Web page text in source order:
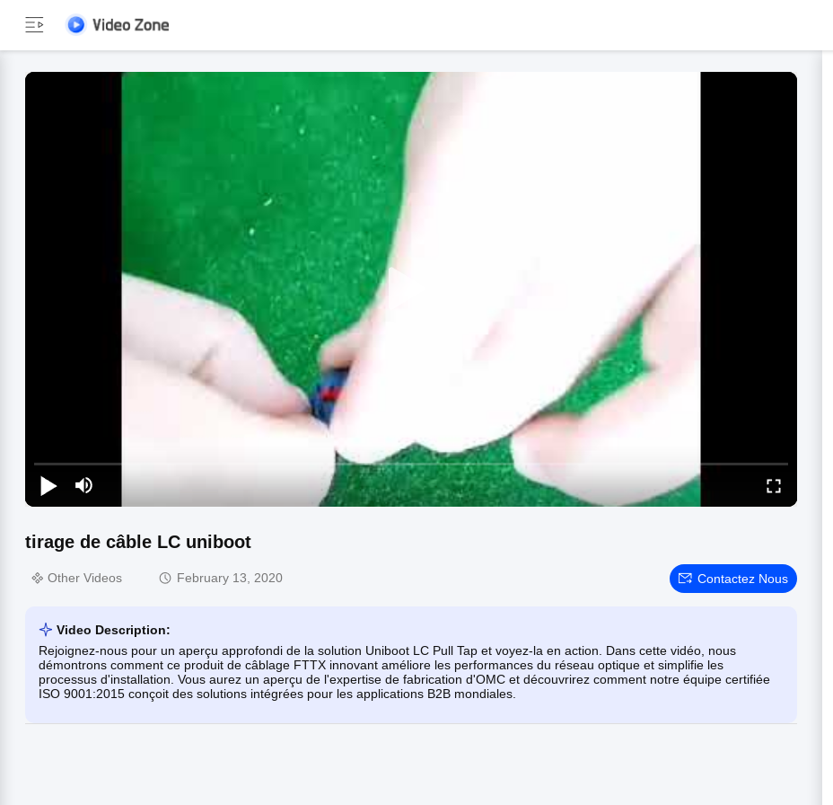
tirage de câble LC uniboot
Other Videos February 13, 2020 Contactez Nous
Video Description:
Rejoignez-nous pour un aperçu approfondi de la solution Uniboot LC Pull Tap et voyez-la en action. Dans cette vidéo, nous
démontrons comment ce produit de câblage FTTX innovant améliore les performances du réseau optique et simplifie les
processus d'installation. Vous aurez un aperçu de l'expertise de fabrication d'OMC et découvrirez comment notre équipe certifiée
ISO 9001:2015 conçoit des solutions intégrées pour les applications B2B mondiales.